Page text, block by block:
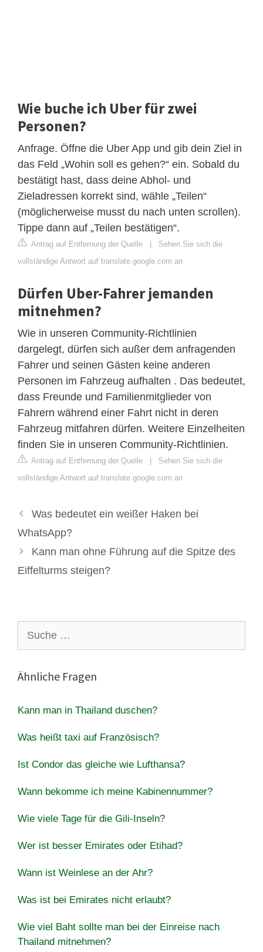
Wie buche ich Uber für zwei
Personen?
Anfrage. Öffne die Uber App und gib dein Ziel in
das Feld „Wohin soll es gehen?“ ein. Sobald du
bestätigt hast, dass deine Abhol- und
Zieladressen korrekt sind, wähle „Teilen“
(möglicherweise musst du nach unten scrollen).
Tippe dann auf „Teilen bestätigen“.
Antrag auf Entfernung der Quelle | Sehen Sie sich die
vollständige Antwort auf translate.google.com an
Dürfen Uber-Fahrer jemanden
mitnehmen?
Wie in unseren Community-Richtlinien
dargelegt, dürfen sich außer dem anfragenden
Fahrer und seinen Gästen keine anderen
Personen im Fahrzeug aufhalten . Das bedeutet,
dass Freunde und Familienmitglieder von
Fahrern während einer Fahrt nicht in deren
Fahrzeug mitfahren dürfen. Weitere Einzelheiten
finden Sie in unseren Community-Richtlinien.
Antrag auf Entfernung der Quelle | Sehen Sie sich die
vollständige Antwort auf translate.google.com an
Was bedeutet ein weißer Haken bei
WhatsApp?
Kann man ohne Führung auf die Spitze des
Eiffelturms steigen?
nach:
Ähnliche Fragen
Kann man in Thailand duschen?
Was heißt taxi auf Französisch?
Ist Condor das gleiche wie Lufthansa?
Wann bekomme ich meine Kabinennummer?
Wie viele Tage für die Gili-Inseln?
Wer ist besser Emirates oder Etihad?
Wann ist Weinlese an der Ahr?
Was ist bei Emirates nicht erlaubt?
Wie viel Baht sollte man bei der Einreise nach
Thailand mitnehmen?